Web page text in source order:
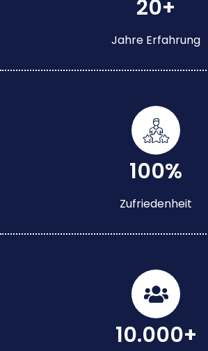
20+
Jahre Erfahrung
100%
Zufriedenheit
10.000+